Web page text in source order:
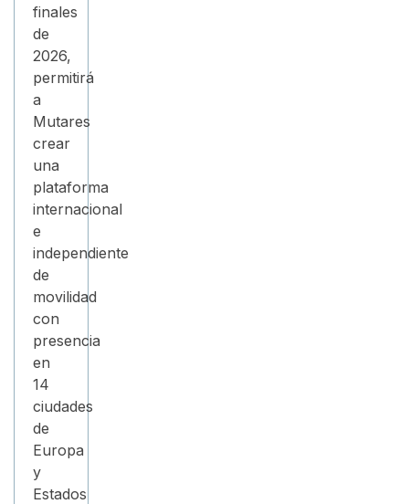
finales
de
2026,
permitirá
a
Mutares
crear
una
plataforma
internacional
e
independiente
de
movilidad
con
presencia
en
14
ciudades
de
Europa
y
Estados